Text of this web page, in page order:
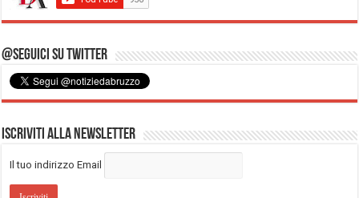
@Seguici su Twitter
Iscriviti alla Newsletter
Il tuo indirizzo Email